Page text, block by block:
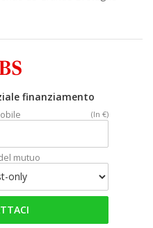
finanziamento
(In €)
mutuo